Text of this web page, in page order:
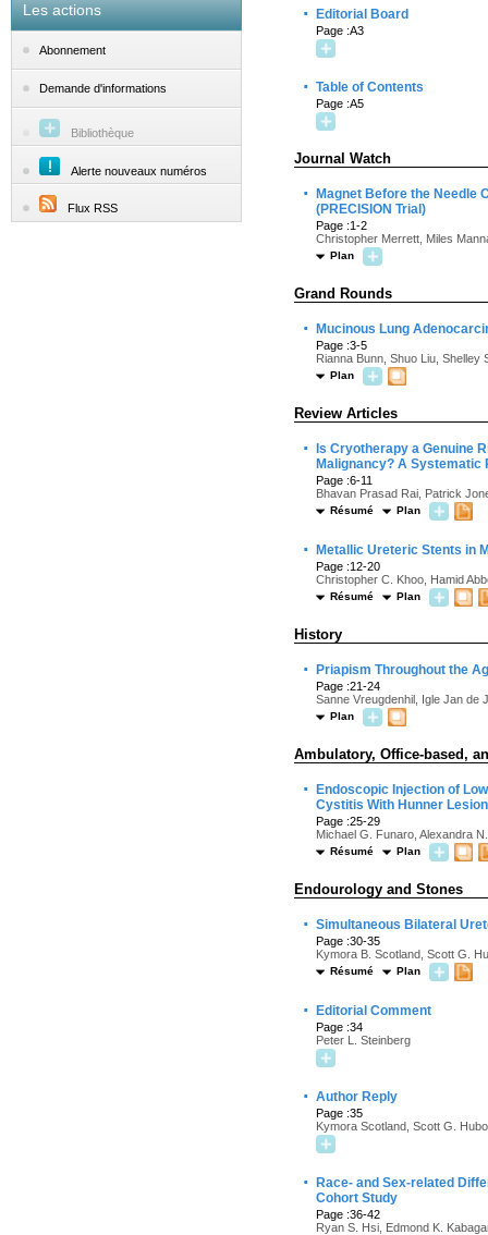
Les actions
Abonnement
Demande d'informations
Bibliothèque
Alerte nouveaux numéros
Flux RSS
· Editorial Board
Page :A3
· Table of Contents
Page :A5
Journal Watch
·
Magnet Before the Needle
(PRECISION Trial)
Page :1-2
Christopher Merrett, Miles
Plan
Grand Rounds
· Mucinous Lung
Page :3-5
Rianna Bunn, Shuo Liu,
Plan
Review Articles
·
Is Cryotherapy a Genuine
Malignancy? A Systematic
Page :6-11
Bhavan Prasad Rai, Patrick
Résumé Plan
· Metallic Ureteric Stents in
Page :12-20
Christopher C. Khoo, Hamid
Résumé Plan
History
· Priapism Throughout the
Page :21-24
Sanne Vreugdenhil, Igle Jan de
Plan
Ambulatory, Office-based,
·
Endoscopic Injection of
Cystitis With Hunner
Page :25-29
Michael G. Funaro, Alexandra
Résumé Plan
Endourology and Stones
· Simultaneous Bilateral
Page :30-35
Kymora B. Scotland, Scott G.
Résumé Plan
· Editorial Comment
Page :34
Peter L. Steinberg
· Author Reply
Page :35
Kymora Scotland, Scott G.
·
Race- and Sex-related
Cohort Study
Page :36-42
Ryan S. Hsi, Edmond K.